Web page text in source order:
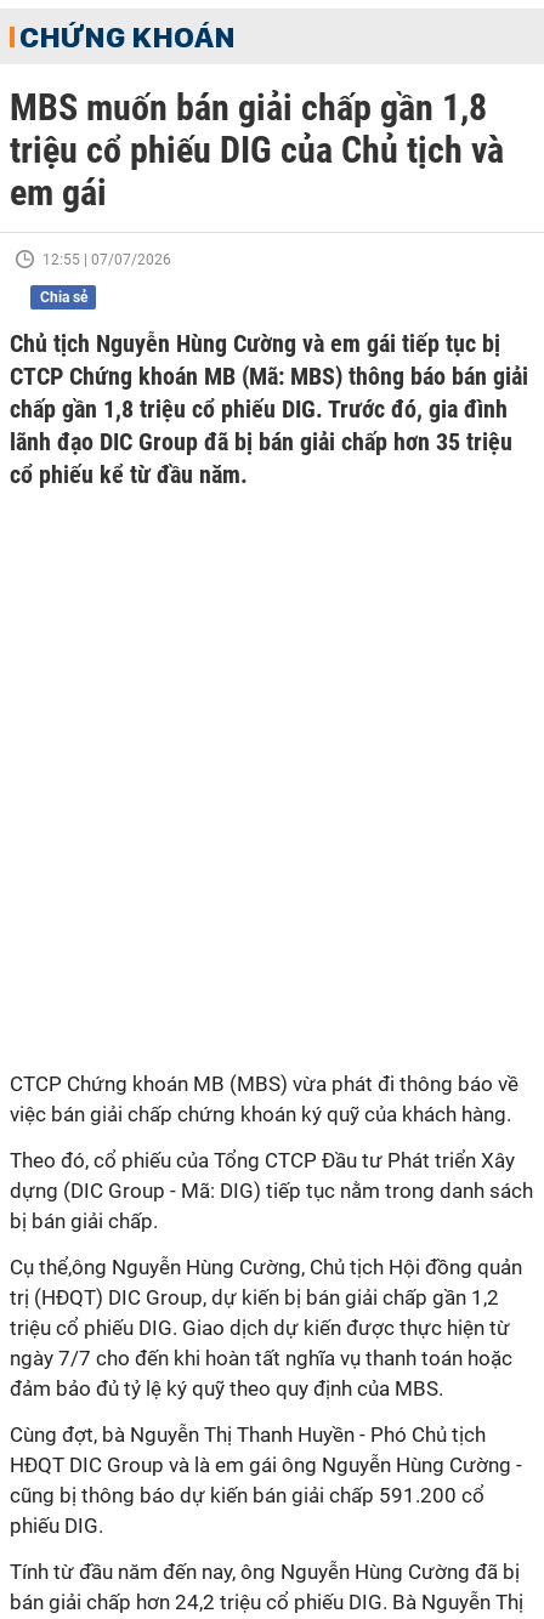
CHỨNG KHOÁN
MBS muốn bán giải chấp gần 1,8
triệu cổ phiếu DIG của Chủ tịch và
em gái
12:55 | 07/07/2026
Chia sẻ
Chủ tịch Nguyễn Hùng Cường và em gái tiếp tục bị
CTCP Chứng khoán MB (Mã: MBS) thông báo bán giải
chấp gần 1,8 triệu cổ phiếu DIG. Trước đó, gia đình
lãnh đạo DIC Group đã bị bán giải chấp hơn 35 triệu
cổ phiếu kể từ đầu năm.
CTCP Chứng khoán MB (MBS) vừa phát đi thông báo về
việc bán giải chấp chứng khoán ký quỹ của khách hàng.
Theo đó, cổ phiếu của Tổng CTCP Đầu tư Phát triển Xây
dựng (DIC Group - Mã: DIG) tiếp tục nằm trong danh sách
bị bán giải chấp.
Cụ thể,ông Nguyễn Hùng Cường, Chủ tịch Hội đồng quản
trị (HĐQT) DIC Group, dự kiến bị bán giải chấp gần 1,2
triệu cổ phiếu DIG. Giao dịch dự kiến được thực hiện từ
ngày 7/7 cho đến khi hoàn tất nghĩa vụ thanh toán hoặc
đảm bảo đủ tỷ lệ ký quỹ theo quy định của MBS.
Cùng đợt, bà Nguyễn Thị Thanh Huyền - Phó Chủ tịch
HĐQT DIC Group và là em gái ông Nguyễn Hùng Cường -
cũng bị thông báo dự kiến bán giải chấp 591.200 cổ
phiếu DIG.
Tính từ đầu năm đến nay, ông Nguyễn Hùng Cường đã bị
bán giải chấp hơn 24,2 triệu cổ phiếu DIG. Bà Nguyễn Thị